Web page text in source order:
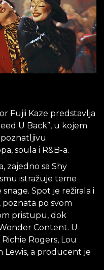
Fujii Kaze predstavlja
U Back”, u kojem
soula i R&B-a.
zajedno sa Shy
istražuje teme
Spot je režirala i
poznata po svom
pristupu, dok
Content. U
Rogers, Lou
Lewis, a producent je